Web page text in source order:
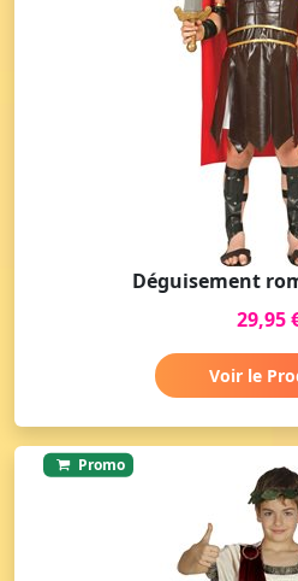
Déguisement
29,95
Voir le
Promo